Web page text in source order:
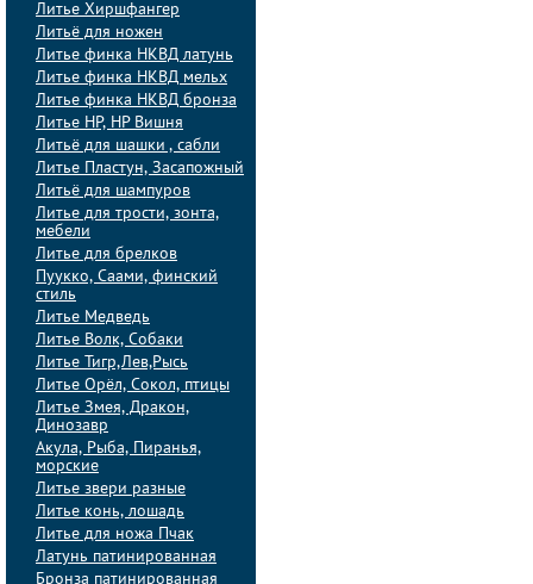
Литье Хиршфангер
Литьё для ножен
Литье финка НКВД латунь
Литье финка НКВД мельх
Литье финка НКВД бронза
Литье НР, НР Вишня
Литьё для шашки , сабли
Литье Пластун, Засапожный
Литьё для шампуров
Литье для трости, зонта,
мебели
Литье для брелков
Пуукко, Саами, финский
стиль
Литье Медведь
Литье Волк, Собаки
Литье Тигр,Лев,Рысь
Литье Орёл, Сокол, птицы
Литье Змея, Дракон,
Динозавр
Акула, Рыба, Пиранья,
морские
Литье звери разные
Литье конь, лошадь
Литье для ножа Пчак
Латунь патинированная
Бронза патинированная